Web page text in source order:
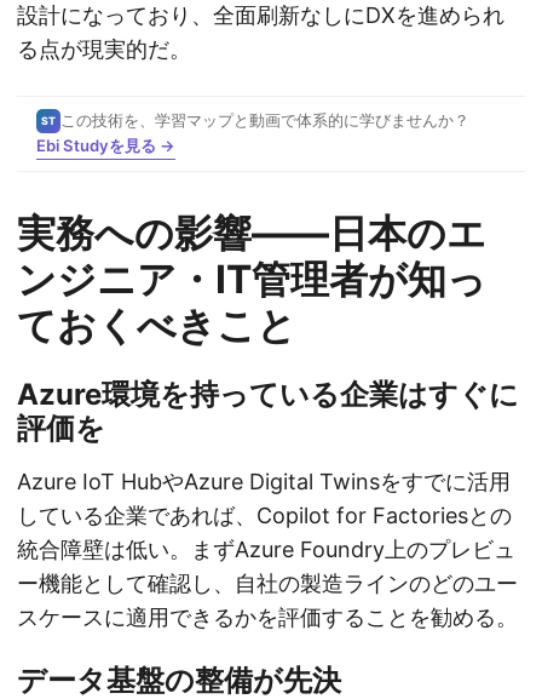
設計になっており、全面刷新なしにDXを進められ
る点が現実的だ。
ST この技術を、学習マップと動画で体系的に学びませんか？
Ebi Studyを見る →
実務への影響——日本のエ
ンジニア・IT管理者が知っ
ておくべきこと
Azure環境を持っている企業はすぐに
評価を
Azure IoT HubやAzure Digital Twinsをすでに活用
している企業であれば、Copilot for Factoriesとの
統合障壁は低い。まずAzure Foundry上のプレビュ
ー機能として確認し、自社の製造ラインのどのユー
スケースに適用できるかを評価することを勧める。
データ基盤の整備が先決